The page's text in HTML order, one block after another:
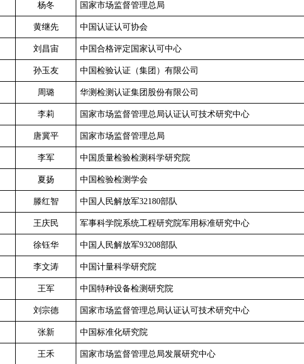
杨冬 国家市场监督管理总局
黄继先 中国认证认可协会
刘昌宙 中国合格评定国家认可中心
孙玉友 中国检验认证（集团）有限公司
周璐 华测检测认证集团股份有限公司
李莉 国家市场监督管理总局认证认可技术研究中心
唐冀平 国家市场监督管理总局
李军 中国质量检验检测科学研究院
夏扬 中国检验检测学会
滕红智 中国人民解放军32180部队
王庆民 军事科学院系统工程研究院军用标准研究中心
徐钰华 中国人民解放军93208部队
李文涛 中国计量科学研究院
王军 中国特种设备检测研究院
刘宗德 国家市场监督管理总局认证认可技术研究中心
张新 中国标准化研究院
王禾 国家市场监督管理总局发展研究中心